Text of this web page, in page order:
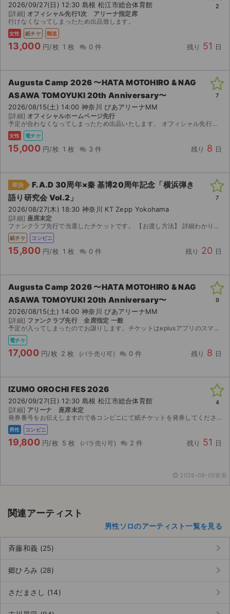
サイト情報
チケットジャム運営会社
プライバシーポリシー
特定商取引法に基づく表記
公演登録依頼
不正転売禁止法について
音楽情報
2026/09/27(日) 12:30 島根 松江市総合体育館
[詳細] オフィシャル先行1次 アリーナ指定席
行けなくなってしまったため出品致します。
女性 紙チケ 郵送
13,000 円/枚 1 枚 0 件 残り 51 日
2
Augusta Camp 2026 〜HATA MOTOHIRO & NAG
ASAWA TOMOYUKI 20th Anniversary〜
2026/08/15(土) 14:00 神奈川 ぴあアリーナMM
[詳細] オフィシャルホームページ先行
予定が合わなくなってしまったため出品いたします。 オフィシャル先行で当選したチケットです。 【お渡し方法】 電子チケット（チケットぴあ/MOALA）にて分配いたします。 分配可能にな...
女性 電チケ
15,000 円/枚 1 枚 3 件 残り 8 日
7
即決
F.A.D 30周年×秦 基博20周年記念「横浜弾き
語り研究会 Vol.2」
2026/08/27(木) 18:30 神奈川 KT Zepp Yokohama
[詳細] 座席未定
ファンクラブ先行で当選したチケットです。 【お渡し方法】 詳細わかりましたらご連絡差し上げます。 【注意事項】 公演が中止となった場合のみ、手数料を差し引いた金額を返金いたし...
紙チケ コンビニ
15,800 円/枚 1 枚 0 件 残り 20 日
7
Augusta Camp 2026 〜HATA MOTOHIRO & NAG
ASAWA TOMOYUKI 20th Anniversary〜
2026/08/15(土) 14:00 神奈川 ぴあアリーナMM
[詳細] ファンクラブ先行 全席指定 一般
予定が入ってしまったのでお譲りします。チケットはeplusアプリのスマチケで送付します。公演中止の際は手数料を引いた全額を返金致します
電チケ
17,000 円/枚 2 枚 0 件 残り 8 日
9
IZUMO OROCHI FES 2026
2026/09/27(日) 12:30 島根 松江市総合体育館
[詳細] アリーナ 座席未定
発券番号をお伝えしますので各コンビニにて紙チケットを発券してください。お座席は紙チケットを発券してみないと分かりませんのでご検討宜しくお願い致します。
男性 コンビニ
19,800 円/枚 5 枚 2 件 残り 51 日
4
2026-08-05更新
関連アーティスト
男性ソロのアーティスト一覧を見る
斉藤和義 (25) keyboard_arrow_right
郷ひろみ (28) keyboard_arrow_right
さだまさし (14) keyboard_arrow_right